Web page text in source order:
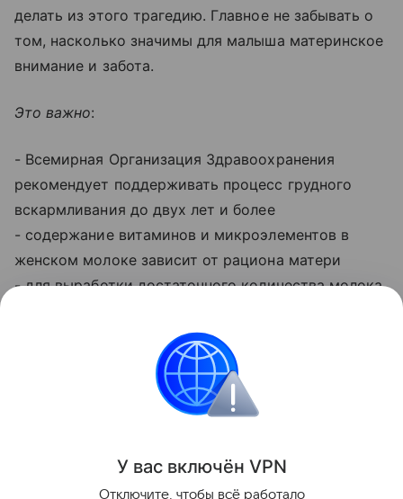
делать из этого трагедию. Главное не забывать о
том, насколько значимы для малыша материнское
внимание и забота.
Это важно:
- Всемирная Организация Здравоохранения
рекомендует поддерживать процесс грудного
вскармливания до двух лет и более
- содержание витаминов и микроэлементов в
женском молоке зависит от рациона матери
- для выработки достаточного количества молока
Малоизвестные плюсы грудного
Поделиться
У вас включён VPN
Отключите, чтобы всё работало